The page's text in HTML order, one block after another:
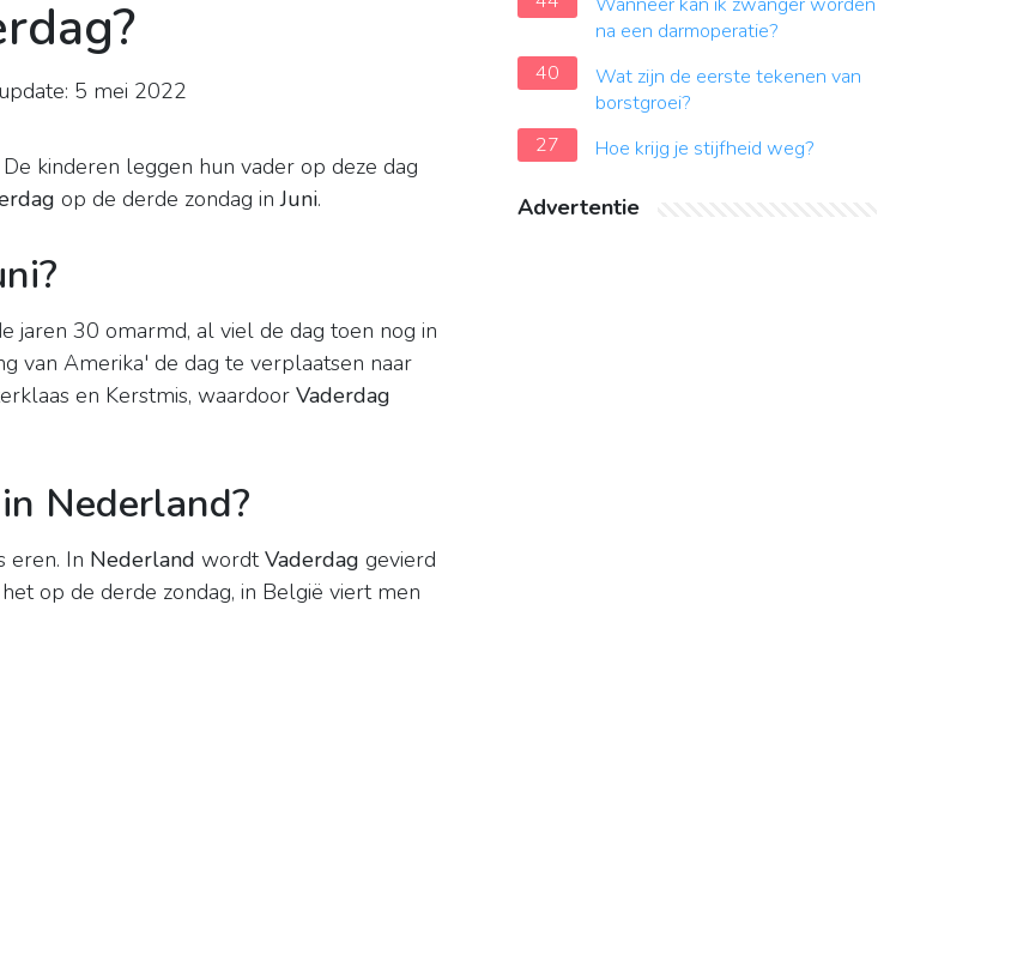
5 mei 2022
kinderen leggen hun vader op deze dag
op de derde zondag inJuni.
jaren 30 omarmd, al viel de dag toen nog in
van Amerika' de dag te verplaatsen naar
en Kerstmis, waardoor Vaderdag
Nederland?
eren. In Nederland wordtVaderdag gevierd
op de derde zondag, in België viert men
na een darmoperatie?
40
Wat zijn de eerste tekenen van
borstgroei?
27
Hoe krijg je stijfheid weg?
Advertentie